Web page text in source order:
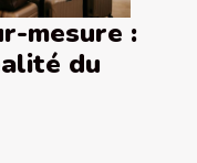
mesure :
du